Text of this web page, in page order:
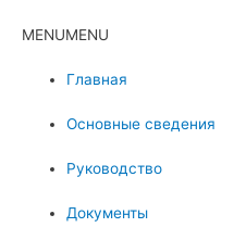
MENUMENU
Главная
Основные сведения
Руководство
Документы